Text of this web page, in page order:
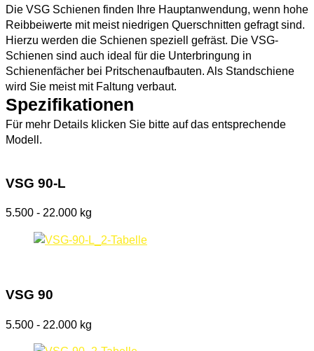
Die VSG Schienen finden Ihre Hauptanwendung, wenn hohe
Reibbeiwerte mit meist niedrigen Querschnitten gefragt sind.
Hierzu werden die Schienen speziell gefräst. Die VSG-
Schienen sind auch ideal für die Unterbringung in
Schienenfächer bei Pritschenaufbauten. Als Standschiene
wird Sie meist mit Faltung verbaut.
Spezifikationen
Für mehr Details klicken Sie bitte auf das entsprechende
Modell.
VSG 90-L
5.500 - 22.000 kg
VSG 90
5.500 - 22.000 kg